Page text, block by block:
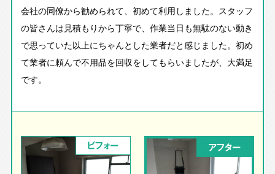
会社の同僚から勧められて、初めて利用しました。スタッフ
の皆さんは見積もりから丁寧で、作業当日も無駄のない動き
で思っていた以上にちゃんとした業者だと感じました。初め
て業者に頼んで不用品を回収をしてもらいましたが、大満足
です。
ビフォー アフター